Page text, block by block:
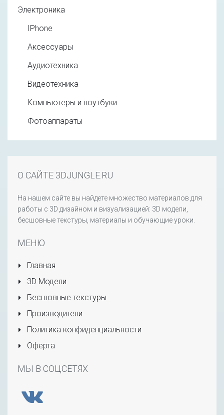
Электроника
IPhone
Аксессуары
Аудиотехника
Видеотехника
Компьютеры и ноутбуки
Фотоаппараты
О САЙТЕ 3DJUNGLE.RU
На нашем сайте вы найдете множество материалов для
работы с 3D дизайном и визуализацией: 3D модели,
бесшовные текстуры, материалы и обучающие уроки.
МЕНЮ
Главная
3D Модели
Бесшовные текстуры
Производители
Политика конфиденциальности
Оферта
МЫ В СОЦСЕТЯХ